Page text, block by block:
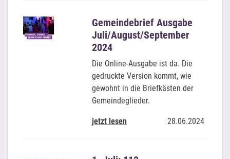
Gemeindebrief Ausgabe
Juli/August/September
2024
Die Online-Ausgabe ist da. Die
gedruckte Version kommt, wie
gewohnt in die Briefkästen der
Gemeindeglieder.
jetzt lesen 28.06.2024